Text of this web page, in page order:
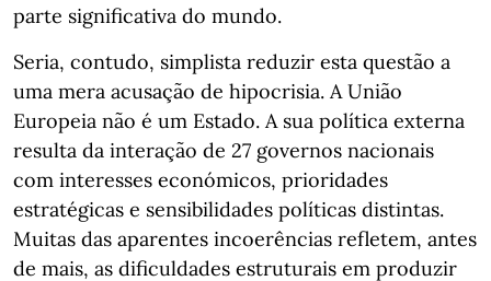
parte significativa do mundo.
Seria, contudo, simplista reduzir esta questão a
uma mera acusação de hipocrisia. A União
Europeia não é um Estado. A sua política externa
resulta da interação de 27 governos nacionais
com interesses económicos, prioridades
estratégicas e sensibilidades políticas distintas.
Muitas das aparentes incoerências refletem, antes
de mais, as dificuldades estruturais em produzir